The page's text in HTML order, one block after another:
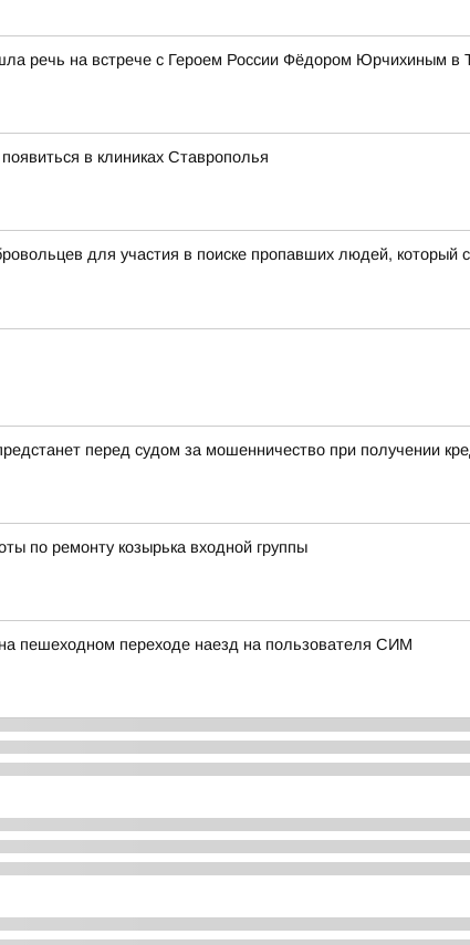
речь на встрече с Героем России Фёдором Юрчихиным в
в клиниках Ставрополья
для участия в поиске пропавших людей, который
перед судом за мошенничество при получении
по ремонту козырька входной группы
пешеходном переходе наезд на пользователя СИМ